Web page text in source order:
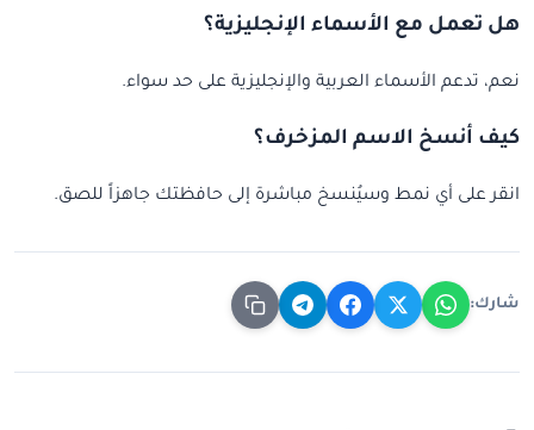
هل تعمل مع الأسماء الإنجليزية؟
نعم، تدعم الأسماء العربية والإنجليزية على حد سواء.
كيف أنسخ الاسم المزخرف؟
انقر على أي نمط وسيُنسخ مباشرة إلى حافظتك جاهزاً للصق.
شارك: